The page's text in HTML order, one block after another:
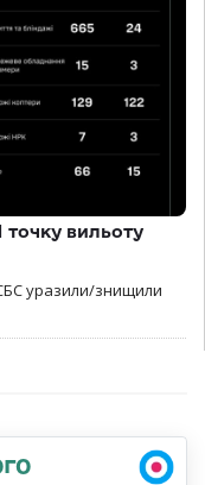
вильоту
уразили/знищили